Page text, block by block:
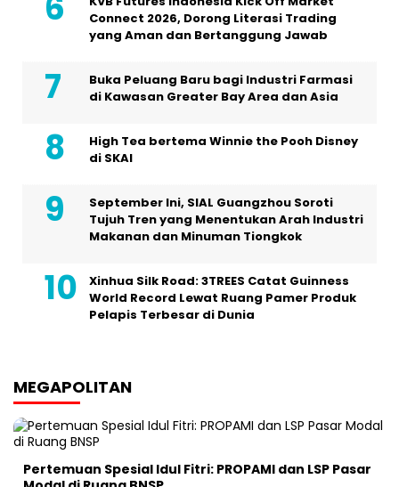
Connect 2026, Dorong Literasi Trading
yang Aman dan Bertanggung Jawab
Buka Peluang Baru bagi Industri Farmasi
di Kawasan Greater Bay Area dan Asia
High Tea bertema Winnie the Pooh Disney
di SKAI
September Ini, SIAL Guangzhou Soroti
Tujuh Tren yang Menentukan Arah Industri
Makanan dan Minuman Tiongkok
Xinhua Silk Road: 3TREES Catat Guinness
World Record Lewat Ruang Pamer Produk
Pelapis Terbesar di Dunia
MEGAPOLITAN
Pertemuan Spesial Idul Fitri: PROPAMI dan LSP Pasar